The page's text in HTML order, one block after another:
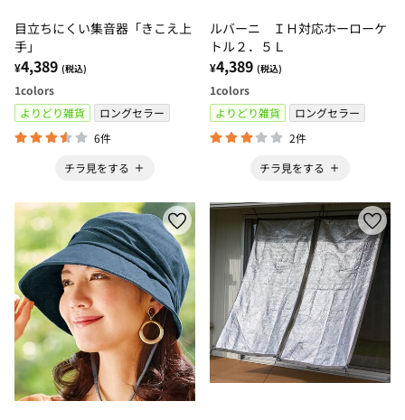
目立ちにくい集音器「きこえ上
手」
¥4,389 (税込)
1colors
よりどり雑貨
ロングセラー
6件
チラ見をする
ルバーニ ＩＨ対応ホーローケ
トル２．５Ｌ
¥4,389 (税込)
1colors
よりどり雑貨
ロングセラー
2件
チラ見をする